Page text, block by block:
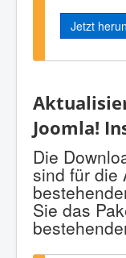
Jetzt
Joomla!
Die
sind für die
Sie das